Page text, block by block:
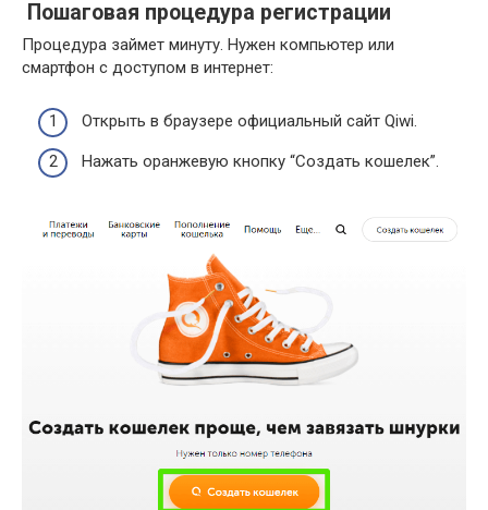
Пошаговая процедура регистрации
Процедура займет минуту. Нужен компьютер или
смартфон с доступом в интернет:
Открыть в браузере официальный сайт Qiwi.
Нажать оранжевую кнопку “Создать кошелек”.